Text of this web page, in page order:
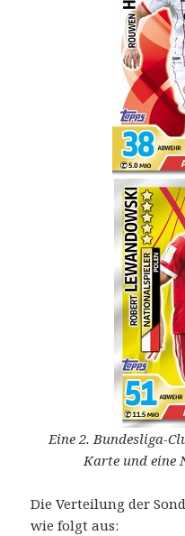
Eine 2. Bundesliga-
Karte und eine
Die Verteilung der
wie folgt aus: